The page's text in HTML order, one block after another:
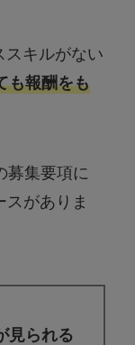
スキルがない
も報酬をも
募集要項に
がありま
見られる